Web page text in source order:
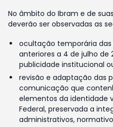
No âmbito do Ibram e de
deverão ser observadas as
ocultação temporária
anteriores a 4 de julho de
publicidade institucional
revisão e adaptação das
comunicação que
elementos da identidade
Federal, preservada a
administrativos,